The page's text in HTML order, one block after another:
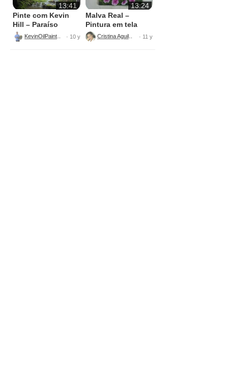
13:41
Pinte com Kevin
Hill – Paraíso
Escondido –
Pintura em Tela
· 10 y
13:24
Malva Real –
Pintura em tela
Cristina Aguilera · 11 y